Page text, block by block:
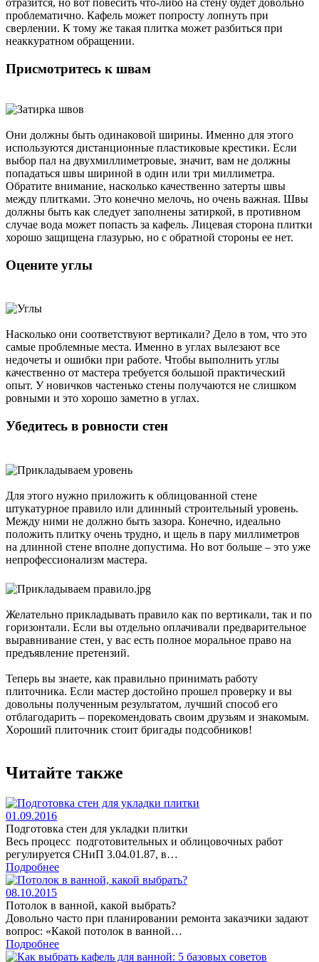
отразится, но вот повесить что-либо на стену будет довольно
проблематично. Кафель может попросту лопнуть при
сверлении. К тому же такая плитка может разбиться при
неаккуратном обращении.
Присмотритесь к швам
Они должны быть одинаковой ширины. Именно для этого
используются дистанционные пластиковые крестики. Если
выбор пал на двухмиллиметровые, значит, вам не должны
попадаться швы шириной в один или три миллиметра.
Обратите внимание, насколько качественно затерты швы
между плитками. Это конечно мелочь, но очень важная. Швы
должны быть как следует заполнены затиркой, в противном
случае вода может попасть за кафель. Лицевая сторона плитки
хорошо защищена глазурью, но с обратной стороны ее нет.
Оцените углы
Насколько они соответствуют вертикали? Дело в том, что это
самые проблемные места. Именно в углах вылезают все
недочеты и ошибки при работе. Чтобы выполнить углы
качественно от мастера требуется большой практический
опыт. У новичков частенько стены получаются не слишком
ровными и это хорошо заметно в углах.
Убедитесь в ровности стен
Для этого нужно приложить к облицованной стене
штукатурное правило или длинный строительный уровень.
Между ними не должно быть зазора. Конечно, идеально
положить плитку очень трудно, и щель в пару миллиметров
на длинной стене вполне допустима. Но вот больше – это уже
непрофессионализм мастера.
Желательно прикладывать правило как по вертикали, так и по
горизонтали. Если вы отдельно оплачивали предварительное
выравнивание стен, у вас есть полное моральное право на
предъявление претензий.
Теперь вы знаете, как правильно принимать работу
плиточника. Если мастер достойно прошел проверку и вы
довольны полученным результатом, лучший способ его
отблагодарить – порекомендовать своим друзьям и знакомым.
Хороший плиточник стоит бригады подсобников!
Читайте также
01.09.2016
Подготовка стен для укладки плитки
Весь процесс подготовительных и облицовочных работ
регулируется СНиП 3.04.01.87, в…
Подробнее
08.10.2015
Потолок в ванной, какой выбрать?
Довольно часто при планировании ремонта заказчики задают
вопрос: «Какой потолок в ванной…
Подробнее